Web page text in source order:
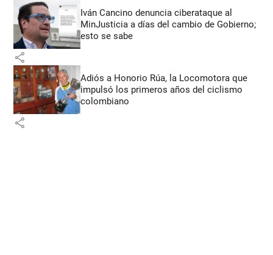
Iván Cancino denuncia ciberataque al
MinJusticia a días del cambio de Gobierno;
esto se sabe
share
Adiós a Honorio Rúa, la Locomotora que
impulsó los primeros años del ciclismo
colombiano
share